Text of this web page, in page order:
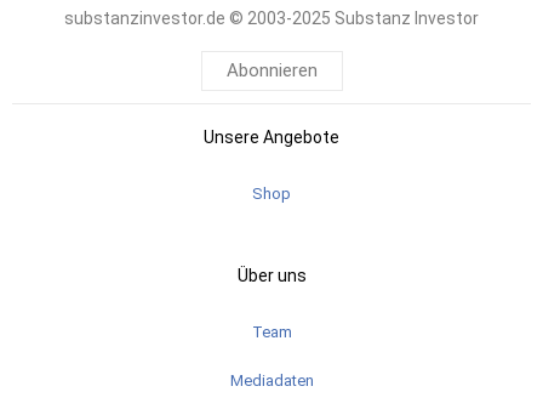
substanzinvestor.de © 2003-2025 Substanz Investor
Abonnieren
Unsere Angebote
Shop
Über uns
Team
Mediadaten